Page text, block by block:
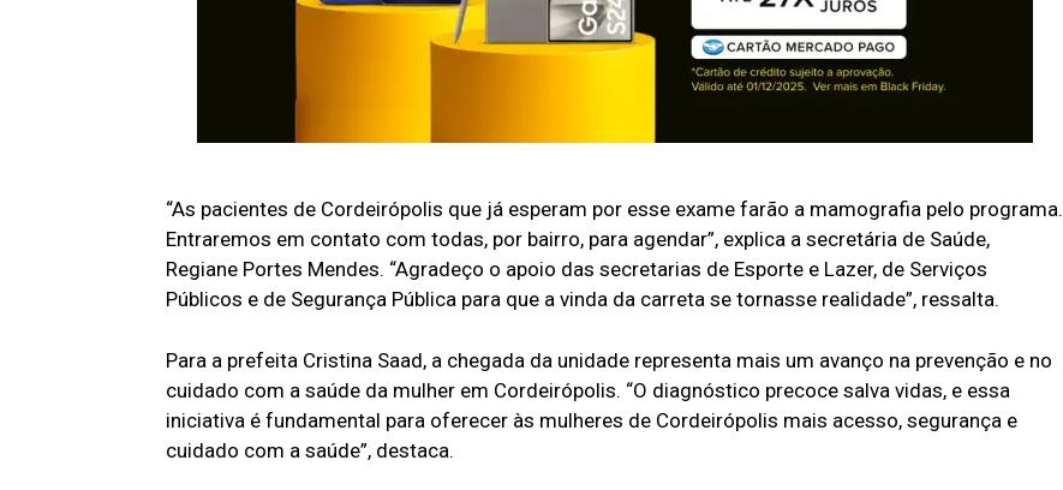
“As pacientes de Cordeirópolis que já esperam por esse exame farão a mamografia pelo programa.
Entraremos em contato com todas, por bairro, para agendar”, explica a secretária de Saúde,
Regiane Portes Mendes. “Agradeço o apoio das secretarias de Esporte e Lazer, de Serviços
Públicos e de Segurança Pública para que a vinda da carreta se tornasse realidade”, ressalta.
Para a prefeita Cristina Saad, a chegada da unidade representa mais um avanço na prevenção e no
cuidado com a saúde da mulher em Cordeirópolis. “O diagnóstico precoce salva vidas, e essa
iniciativa é fundamental para oferecer às mulheres de Cordeirópolis mais acesso, segurança e
cuidado com a saúde”, destaca.